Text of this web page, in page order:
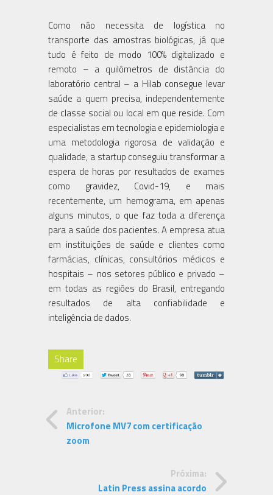
Como não necessita de logística no
transporte das amostras biológicas, já que
tudo é feito de modo 100% digitalizado e
remoto – a quilômetros de distância do
laboratório central – a Hilab consegue levar
saúde a quem precisa, independentemente
de classe social ou local em que reside. Com
especialistas em tecnologia e epidemiologia e
uma metodologia rigorosa de validação e
qualidade, a startup conseguiu transformar a
espera de horas por resultados de exames
como gravidez, Covid-19, e mais
recentemente, um hemograma, em apenas
alguns minutos, o que faz toda a diferença
para a saúde dos pacientes. A empresa atua
em instituições de saúde e clientes como
farmácias, clínicas, consultórios médicos e
hospitais – nos setores público e privado –
em todas as regiões do Brasil, entregando
resultados de alta confiabilidade e
inteligência de dados.
Share
Anterior:
Microfone MV7 com certificação
zoom
Próxima:
Latin Press assina acordo